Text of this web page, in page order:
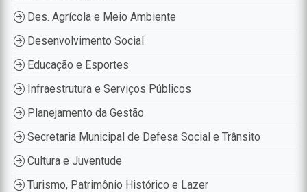
Des. Agrícola e Meio Ambiente
Desenvolvimento Social
Educação e Esportes
Infraestrutura e Serviços Públicos
Planejamento da Gestão
Secretaria Municipal de Defesa Social e Trânsito
Cultura e Juventude
Turismo, Patrimônio Histórico e Lazer